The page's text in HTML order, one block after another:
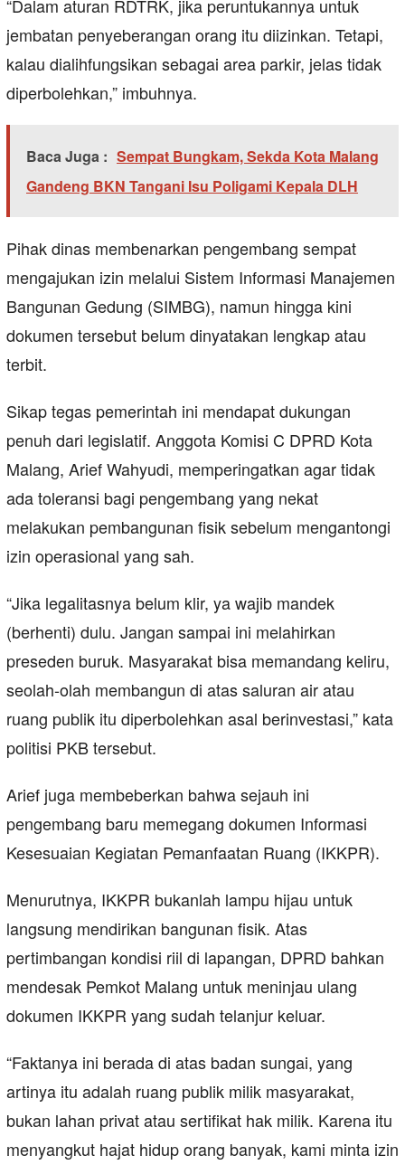
“Dalam aturan RDTRK, jika peruntukannya untuk
jembatan penyeberangan orang itu diizinkan. Tetapi,
kalau dialihfungsikan sebagai area parkir, jelas tidak
diperbolehkan,” imbuhnya.
Baca Juga : Sempat Bungkam, Sekda Kota Malang
Gandeng BKN Tangani Isu Poligami Kepala DLH
Pihak dinas membenarkan pengembang sempat
mengajukan izin melalui Sistem Informasi Manajemen
Bangunan Gedung (SIMBG), namun hingga kini
dokumen tersebut belum dinyatakan lengkap atau
terbit.
Sikap tegas pemerintah ini mendapat dukungan
penuh dari legislatif. Anggota Komisi C DPRD Kota
Malang, Arief Wahyudi, memperingatkan agar tidak
ada toleransi bagi pengembang yang nekat
melakukan pembangunan fisik sebelum mengantongi
izin operasional yang sah.
“Jika legalitasnya belum klir, ya wajib mandek
(berhenti) dulu. Jangan sampai ini melahirkan
preseden buruk. Masyarakat bisa memandang keliru,
seolah-olah membangun di atas saluran air atau
ruang publik itu diperbolehkan asal berinvestasi,” kata
politisi PKB tersebut.
Arief juga membeberkan bahwa sejauh ini
pengembang baru memegang dokumen Informasi
Kesesuaian Kegiatan Pemanfaatan Ruang (IKKPR).
Menurutnya, IKKPR bukanlah lampu hijau untuk
langsung mendirikan bangunan fisik. Atas
pertimbangan kondisi riil di lapangan, DPRD bahkan
mendesak Pemkot Malang untuk meninjau ulang
dokumen IKKPR yang sudah telanjur keluar.
“Faktanya ini berada di atas badan sungai, yang
artinya itu adalah ruang publik milik masyarakat,
bukan lahan privat atau sertifikat hak milik. Karena itu
menyangkut hajat hidup orang banyak, kami minta izin